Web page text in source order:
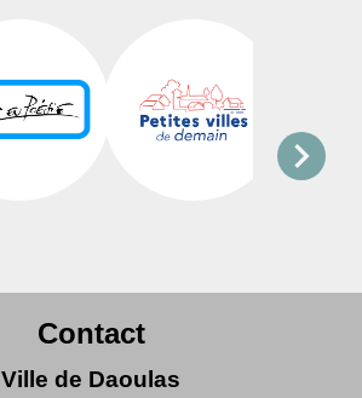
chevron_right
Contact
Ville de Daoulas